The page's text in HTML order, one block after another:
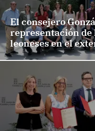
El consejero
representación de
leoneses en el